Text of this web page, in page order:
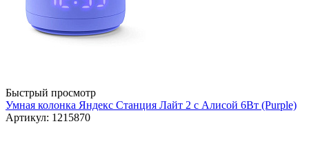
Быстрый просмотр
Умная колонка Яндекс Станция Лайт 2 с Алисой 6Вт (Purple)
Артикул: 1215870